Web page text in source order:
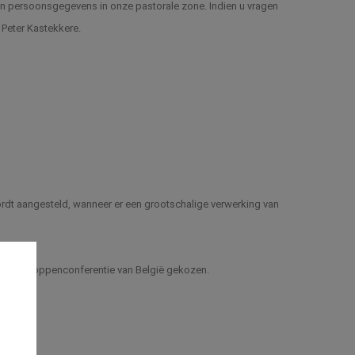
in onze pastorale zone. Indien u vragen
Kastekkere.
aangesteld, wanneer er een grootschalige verwerking van
van België gekozen.